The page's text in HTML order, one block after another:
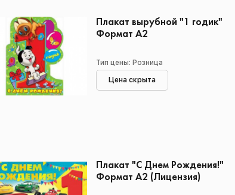
Плакат вырубной "1 годик"
Формат А2
Тип цены: Розница
Цена скрыта
Плакат "С Днем Рождения!"
Формат А2 (Лицензия)